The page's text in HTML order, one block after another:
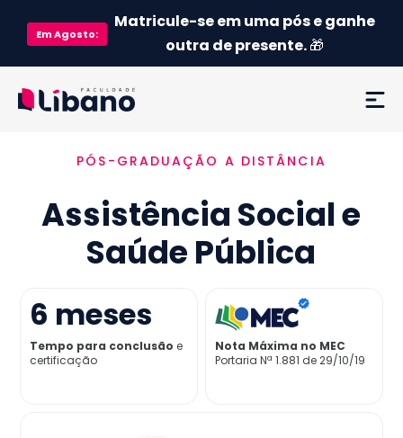
EmAgosto:
Matricule-se em uma pós e ganhe
outra de presente.🎁
Ementa
Como funciona
Credenciamento MEC
Preço
Já sou aluno
PÓS-GRADUAÇÃO A DISTÂNCIA
Assistência Social e
Saúde Pública
6 meses
Tempo para conclusão e
certificação
Nota Máxima no MEC
Portaria Nª 1.881 de 29/10/19